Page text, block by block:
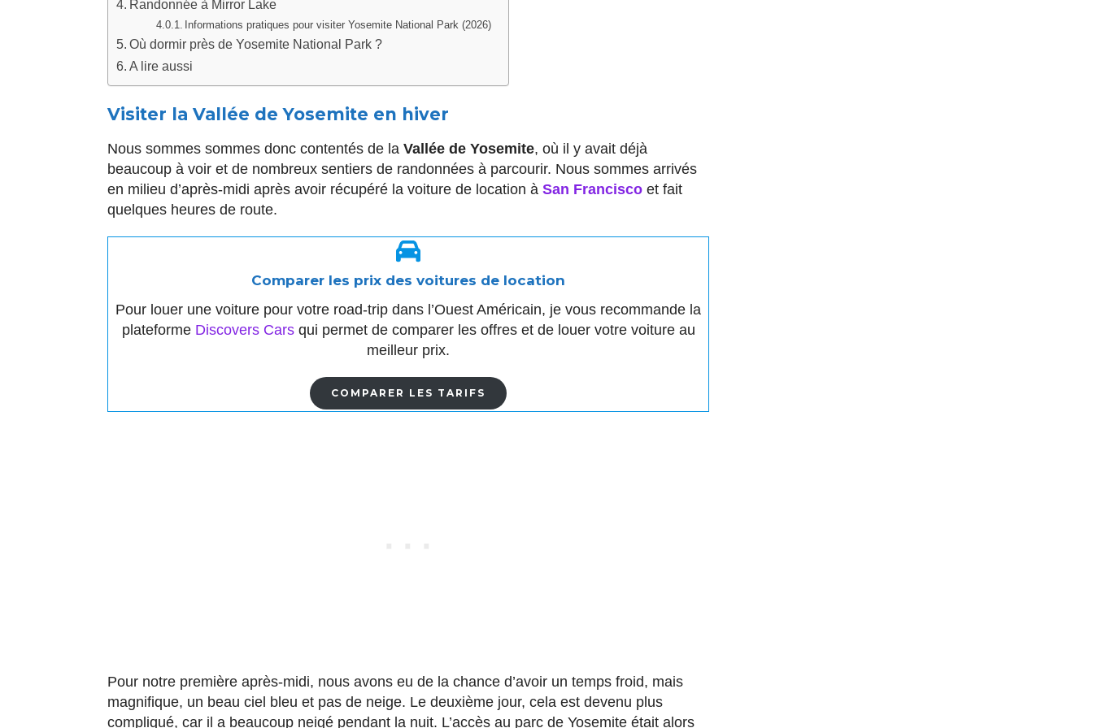
Randonnée à Mirror Lake
Informations pratiques pour visiter Yosemite National Park (2026)
Où dormir près de Yosemite National Park ?
A lire aussi
Visiter la Vallée de Yosemite en hiver
Nous sommes sommes donc contentés de la Vallée de Yosemite, où il y avait déjà
beaucoup à voir et de nombreux sentiers de randonnées à parcourir. Nous sommes arrivés
en milieu d’après-midi après avoir récupéré la voiture de location à San Francisco et fait
quelques heures de route.
Comparer les prix des voitures de location
Pour louer une voiture pour votre road-trip dans l’Ouest Américain, je vous recommande la
plateforme Discovers Carsqui permet de comparer les offres et de louer votre voiture au
meilleur prix.
COMPARER LES TARIFS
Pour notre première après-midi, nous avons eu de la chance d’avoir un temps froid, mais
magnifique, un beau ciel bleu et pas de neige. Le deuxième jour, cela est devenu plus
compliqué, car il a beaucoup neigé pendant la nuit. L’accès au parc de Yosemite était alors